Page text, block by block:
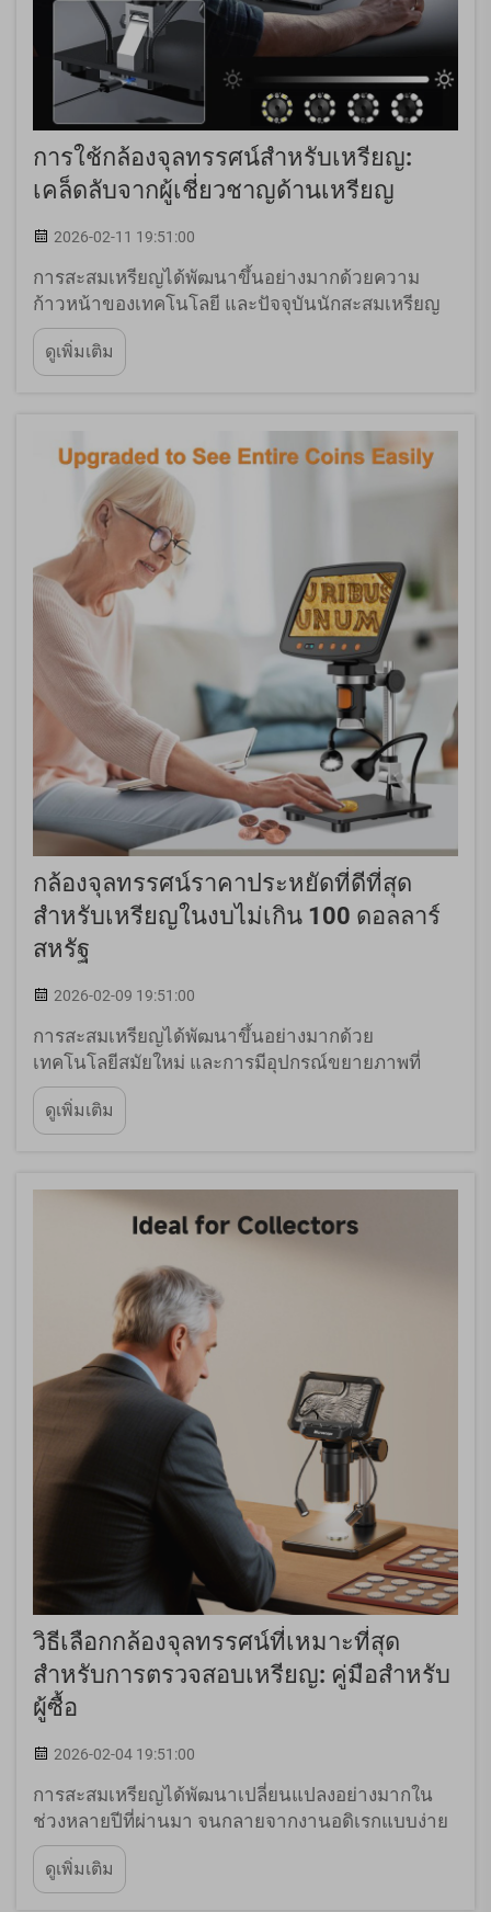
การใช้กล้องจุลทรรศน์สำหรับเหรียญ:
เคล็ดลับจากผู้เชี่ยวชาญด้านเหรียญ
2026-02-11 19:51:00
การสะสมเหรียญได้พัฒนาขึ้นอย่างมากด้วยความ
ก้าวหน้าของเทคโนโลยี และปัจจุบันนักสะสมเหรียญ
(numismatists) ต่างพึ่งพาเครื่องมือที่มีความแม่นยำ
สูงในการตรวจสอบสมบัติอันล้ำค่าของตนอย่างมาก
กล้องจุลทรรศน์สำหรับเหรียญจึงกลายเป็นเครื่องมือที่
ดูเพิ่มเติม
กล้องจุลทรรศน์ราคาประหยัดที่ดีที่สุด
สำหรับเหรียญในงบไม่เกิน 100 ดอลลาร์
สหรัฐ
2026-02-09 19:51:00
การสะสมเหรียญได้พัฒนาขึ้นอย่างมากด้วย
เทคโนโลยีสมัยใหม่ และการมีอุปกรณ์ขยายภาพที่
เหมาะสมสามารถสร้างความแตกต่างอย่างมากต่อการ
ตรวจสอบคอลเลกชันอันล้ำค่าของคุณ กล้องจุลทรรศน์
คุณภาพสูงสำหรับเหรียญช่วยให้ผู้สะสมสามารถตรวจ
ดูเพิ่มเติม
วิธีเลือกกล้องจุลทรรศน์ที่เหมาะที่สุด
สำหรับการตรวจสอบเหรียญ: คู่มือสำหรับ
ผู้ซื้อ
2026-02-04 19:51:00
การสะสมเหรียญได้พัฒนาเปลี่ยนแปลงอย่างมากใน
ช่วงหลายปีที่ผ่านมา จนกลายจากงานอดิเรกแบบง่าย
ๆ ไปเป็นกิจกรรมเชิงวิชาการที่ต้องอาศัยเครื่องมือ
ความแม่นยำสูงและการวิเคราะห์อย่างละเอียด นัก
สะสมเหรียญสมัยใหม่เข้าใจดีว่า การตรวจสอบเหรียญ
ดูเพิ่มเติม